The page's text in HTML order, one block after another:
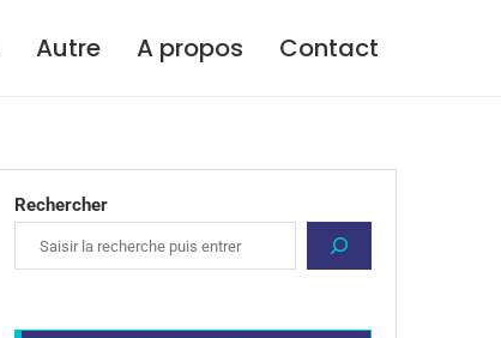
Autre A propos Contact
Rechercher